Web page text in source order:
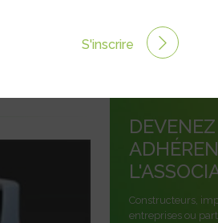
DEVENEZ
Constructeurs,
entreprises ou
S'inscrire